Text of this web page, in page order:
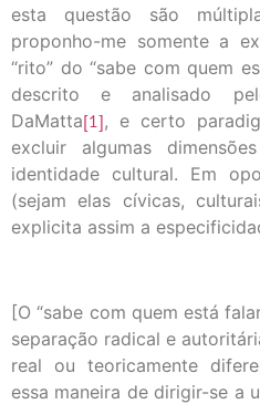
esta questão são
proponho-me somente a
“rito” do “sabe com quem
descrito e analisado
DaMatta[1], e certo
excluir algumas
identidade cultural. Em
(sejam elas cívicas,
explicita assim a
[O “sabe com quem está
separação radical e
real ou teoricamente
essa maneira de dirigir-se a